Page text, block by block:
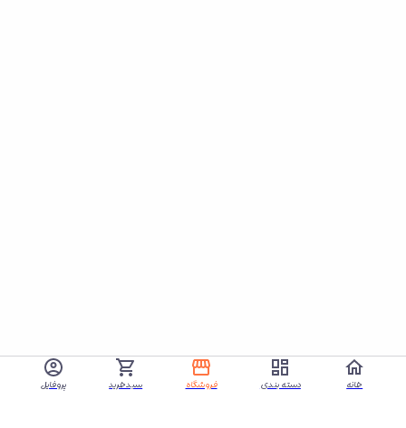
خانه دسته بندی فروشگاه سبدخرید پروفایل